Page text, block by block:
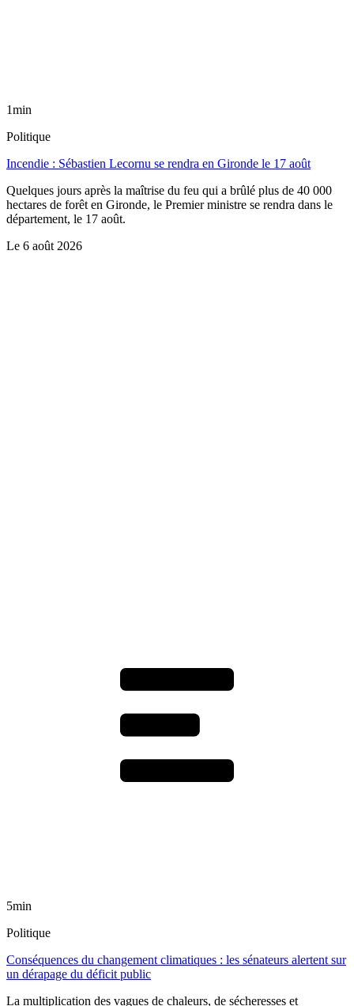
1min
Politique
Incendie : Sébastien Lecornu se rendra en Gironde le 17 août
Quelques jours après la maîtrise du feu qui a brûlé plus de 40 000
hectares de forêt en Gironde, le Premier ministre se rendra dans le
département, le 17 août.
Le 6 août 2026
5min
Politique
Conséquences du changement climatiques : les sénateurs alertent sur
un dérapage du déficit public
La multiplication des vagues de chaleurs, de sécheresses et